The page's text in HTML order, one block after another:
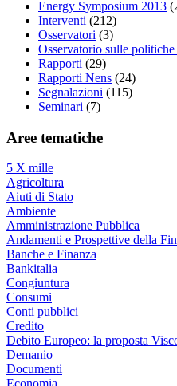
Energy Symposium 2013
Interventi (212)
Osservatori (3)
Osservatorio sulle
Rapporti (29)
Rapporti Nens (24)
Segnalazioni (115)
Seminari (7)
Aree tematiche
5 X mille
Agricoltura
Aiuti di Stato
Ambiente
Amministrazione Pubblica
Andamenti e Prospettive della
Banche e Finanza
Bankitalia
Congiuntura
Consumi
Conti pubblici
Credito
Debito Europeo: la proposta
Demanio
Documenti